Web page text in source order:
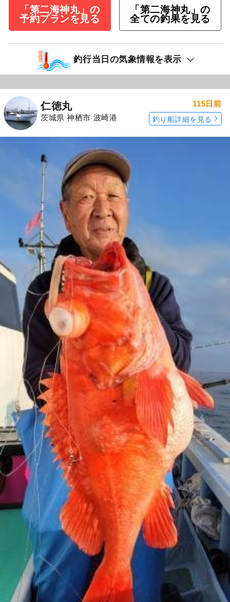
「第二海神丸」の
予約プランを見る
「第二海神丸」の
全ての釣果を見る
釣行当日の気象情報を表示
仁徳丸
茨城県 神栖市 波崎港
115日前
釣り船詳細を見る